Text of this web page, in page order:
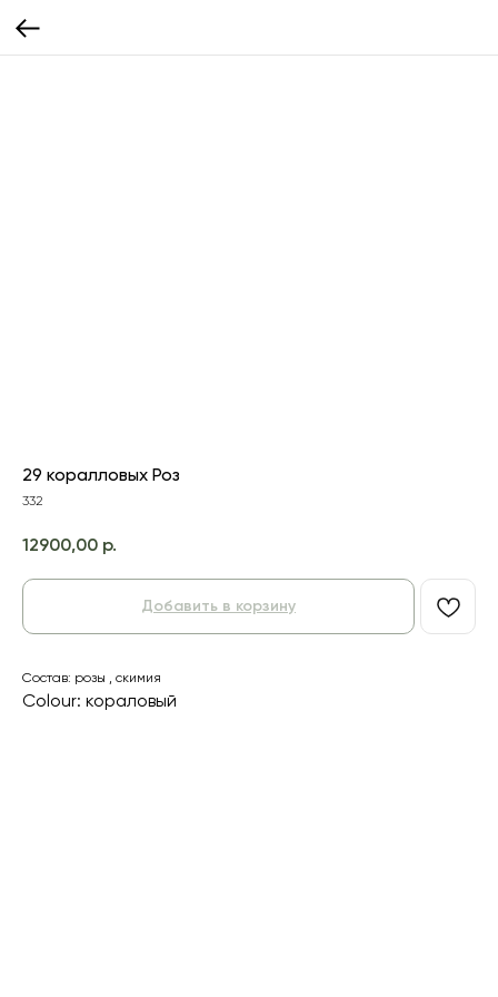
29 коралловых Роз
332
12900,00 р.
Добавить в корзину
Состав: розы , скимия
Colour: кораловый